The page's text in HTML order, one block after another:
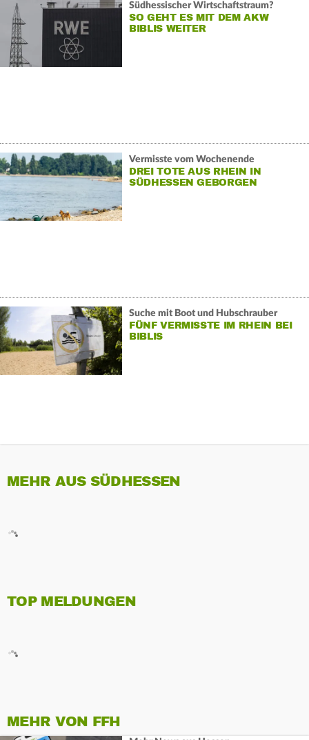
Südhessischer Wirtschaftstraum?
SO GEHT ES MIT DEM AKW
BIBLIS WEITER
Vermisste vom Wochenende
DREI TOTE AUS RHEIN IN
SÜDHESSEN GEBORGEN
Suche mit Boot und Hubschrauber
FÜNF VERMISSTE IM RHEIN BEI
BIBLIS
MEHR AUS SÜDHESSEN
TOP MELDUNGEN
MEHR VON FFH